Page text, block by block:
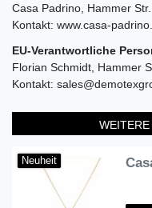
Casa Padrino Hammer Str.
Kontakt: www.casa-
EU-Verantwortliche
Florian Schmidt Hammer
Kontakt:
WEITERE
Neuheit